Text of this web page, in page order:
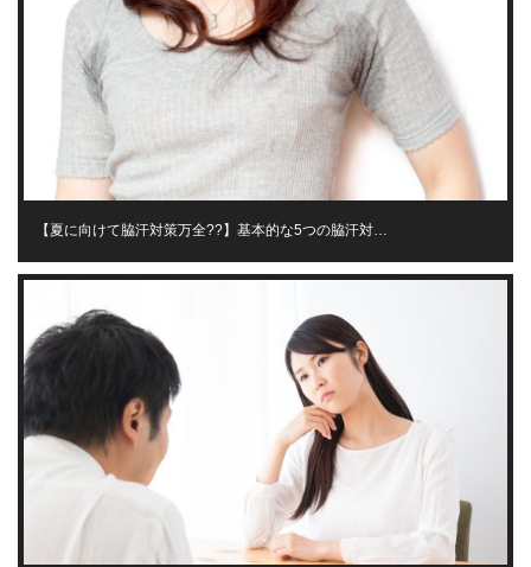
【夏に向けて脇汗対策万全??】基本的な5つの脇汗対…